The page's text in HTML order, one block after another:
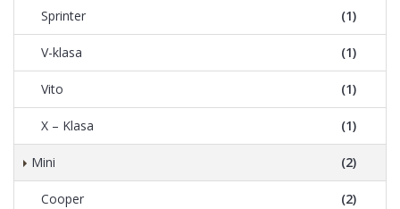
Sprinter (1)
V-klasa (1)
Vito (1)
X – Klasa (1)
Mini (2)
Cooper (2)